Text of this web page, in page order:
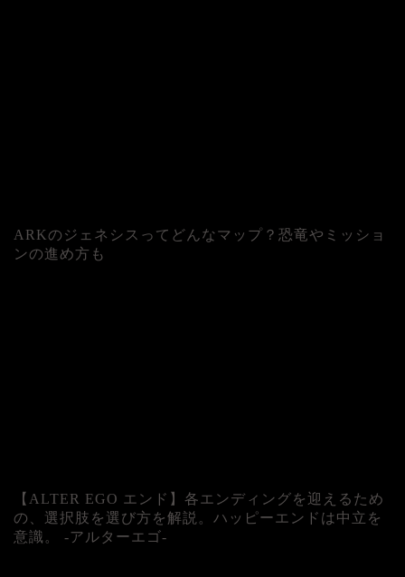
ARKのジェネシスってどんなマップ？恐竜やミッショ
ンの進め方も
【ALTER EGO エンド】各エンディングを迎えるため
の、選択肢を選び方を解説。ハッピーエンドは中立を
意識。 -アルターエゴ-